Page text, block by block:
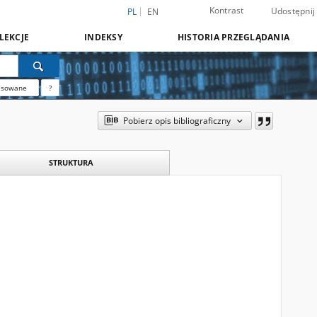
PL EN Kontrast Udostępnij
INDEKSY HISTORIA PRZEGLĄDANIA
?
Pobierz opis bibliograficzny
STRUKTURA